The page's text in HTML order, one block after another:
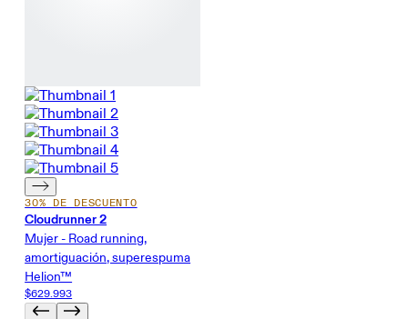
30% DE DESCUENTO
Cloudrunner 2
Mujer - Road running,
amortiguación, superespuma
Helion™
$629.993